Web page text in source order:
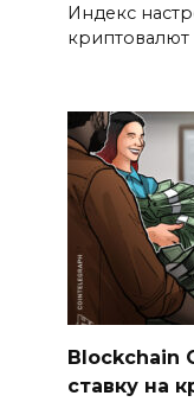
Индекс
Blockchain
ставку на